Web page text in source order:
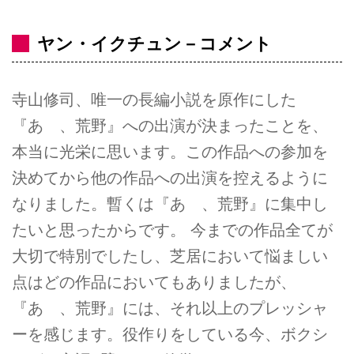
ヤン・イクチュン－コメント
寺山修司、唯一の長編小説を原作にした
『あゝ、荒野』への出演が決まったことを、
本当に光栄に思います。この作品への参加を
決めてから他の作品への出演を控えるように
なりました。暫くは『あゝ、荒野』に集中し
たいと思ったからです。 今までの作品全てが
大切で特別でしたし、芝居において悩ましい
点はどの作品においてもありましたが、
『あゝ、荒野』には、それ以上のプレッシャ
ーを感じます。役作りをしている今、ボクシ